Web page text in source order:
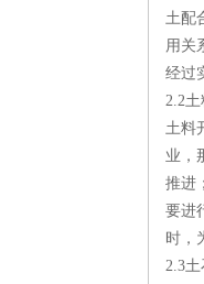
土配
用关
经过
2.2
土料
业，
推进
要进
时，
2.3